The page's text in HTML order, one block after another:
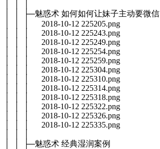
│ │ ├─魅惑术 如何如何让妹子主动要微信
│ │ │ 2018-10-12 225205.png
│ │ │ 2018-10-12 225243.png
│ │ │ 2018-10-12 225249.png
│ │ │ 2018-10-12 225254.png
│ │ │ 2018-10-12 225259.png
│ │ │ 2018-10-12 225304.png
│ │ │ 2018-10-12 225310.png
│ │ │ 2018-10-12 225314.png
│ │ │ 2018-10-12 225318.png
│ │ │ 2018-10-12 225322.png
│ │ │ 2018-10-12 225326.png
│ │ │ 2018-10-12 225335.png
│ │ ├─魅惑术 经典湿润案例